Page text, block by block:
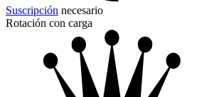
Suscripción necesario
Rotación con carga